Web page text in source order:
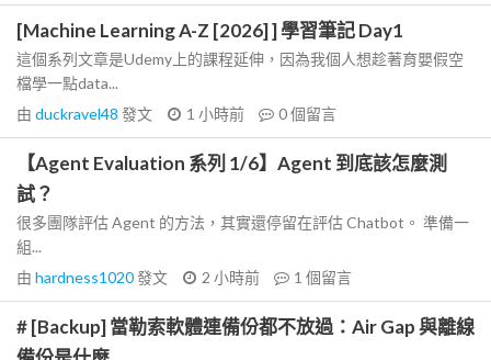
[Machine Learning A-Z [2026] ] 學習筆記 Day1
這個系列文章是Udemy上的課程延伸，因為我個人想趁著育嬰假空
檔學一點data...
由 duckravel48 發文 1 小時前 0個留言
【Agent Evaluation 系列 1/6】Agent 到底該怎麼測
試？
很多團隊評估 Agent 的方法，其實還停留在評估 Chatbot。 準備一
組...
由 hardness1020發文 2 小時前 1 個留言
# [Backup] 當勒索軟體連備份都不放過：Air Gap 與離線